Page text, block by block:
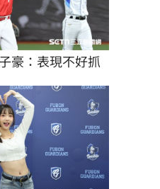
豪：表現不好抓